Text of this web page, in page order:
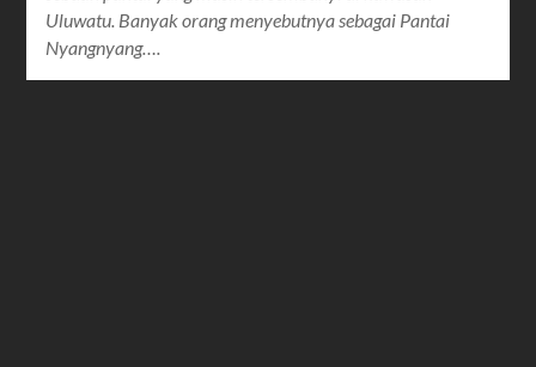
Uluwatu. Banyak orang menyebutnya sebagai Pantai
Nyangnyang….